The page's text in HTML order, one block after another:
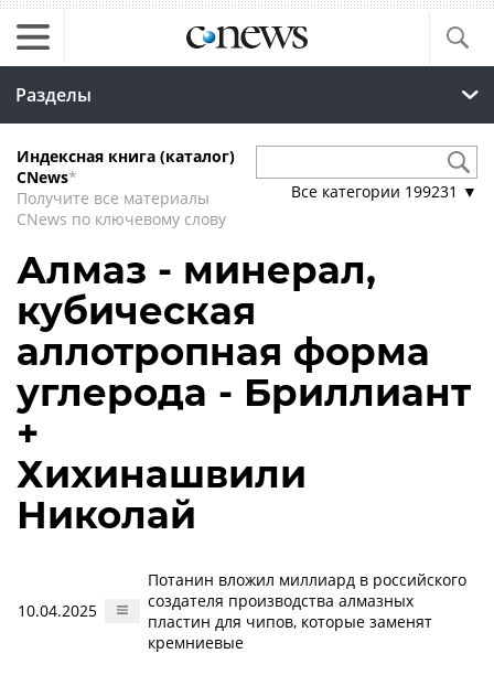
Разделы
Индексная книга (каталог)
CNews*
Получите все материалы
CNews по ключевому слову
Все категории 199231 ▼
Алмаз - минерал,
кубическая
аллотропная форма
углерода - Бриллиант
+
Хихинашвили
Николай
10.04.2025
Потанин вложил миллиард в российского
создателя производства алмазных
пластин для чипов, которые заменят
кремниевые